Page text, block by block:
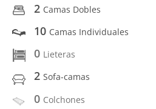
2 Camas Dobles
10 Camas Individuales
0 Lieteras
2 Sofa-camas
0 Colchones